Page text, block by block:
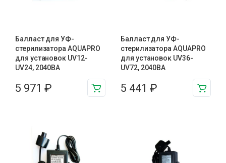
Балласт для УФ-
стерилизатора AQUAPRO
для установок UV12-
UV24, 2040BA
5 971 ₽
Балласт для УФ-
стерилизатора AQUAPRO
для установок UV36-
UV72, 2040BA
5 441 ₽